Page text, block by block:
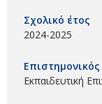
Σχολικό έτος
2024-2025
Εκπαιδευτική